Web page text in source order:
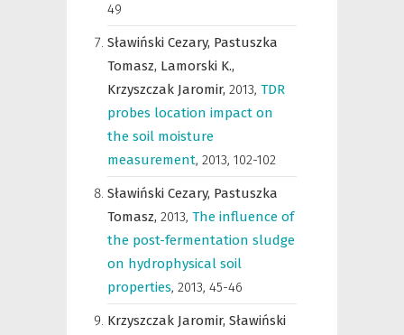
49
Sławiński Cezary, Pastuszka
Tomasz, Lamorski K.,
Krzyszczak Jaromir, 2013, TDR
probes location impact on
the soil moisture
measurement, 2013, 102-102
Sławiński Cezary, Pastuszka
Tomasz, 2013, The influence of
the post-fermentation sludge
on hydrophysical soil
properties, 2013, 45-46
Krzyszczak Jaromir, Sławiński